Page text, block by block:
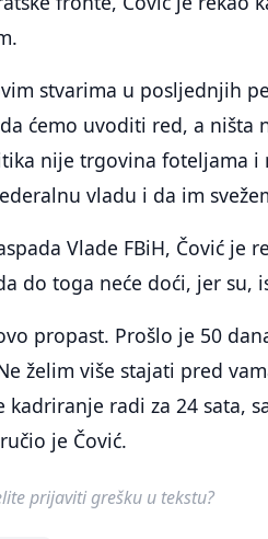
stvarima u posljednjih
ćemo uvoditi red, a ništa
nije trgovina foteljama i
vladu i da im
Vlade FBiH, Čović je
do toga neće doći, jer su,
propast. Prošlo je 50
želim više stajati pred
kadriranje radi za 24 sata,
je Čović.
prijaviti grešku u tekstu?